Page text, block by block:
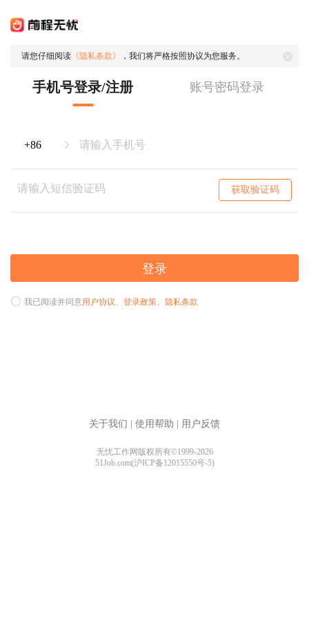
请您仔细阅读 《隐私条款》 ，我们将严格按照协议为您服务。
手机号登录/注册 账号密码登录
获取验证码
登录
我已阅读并同意用户协议、 登录政策、 隐私条款
关于我们 使用帮助 用户反馈
无忧工作网版权所有©1999-2026
51Job.com(沪ICP备12015550号-5)